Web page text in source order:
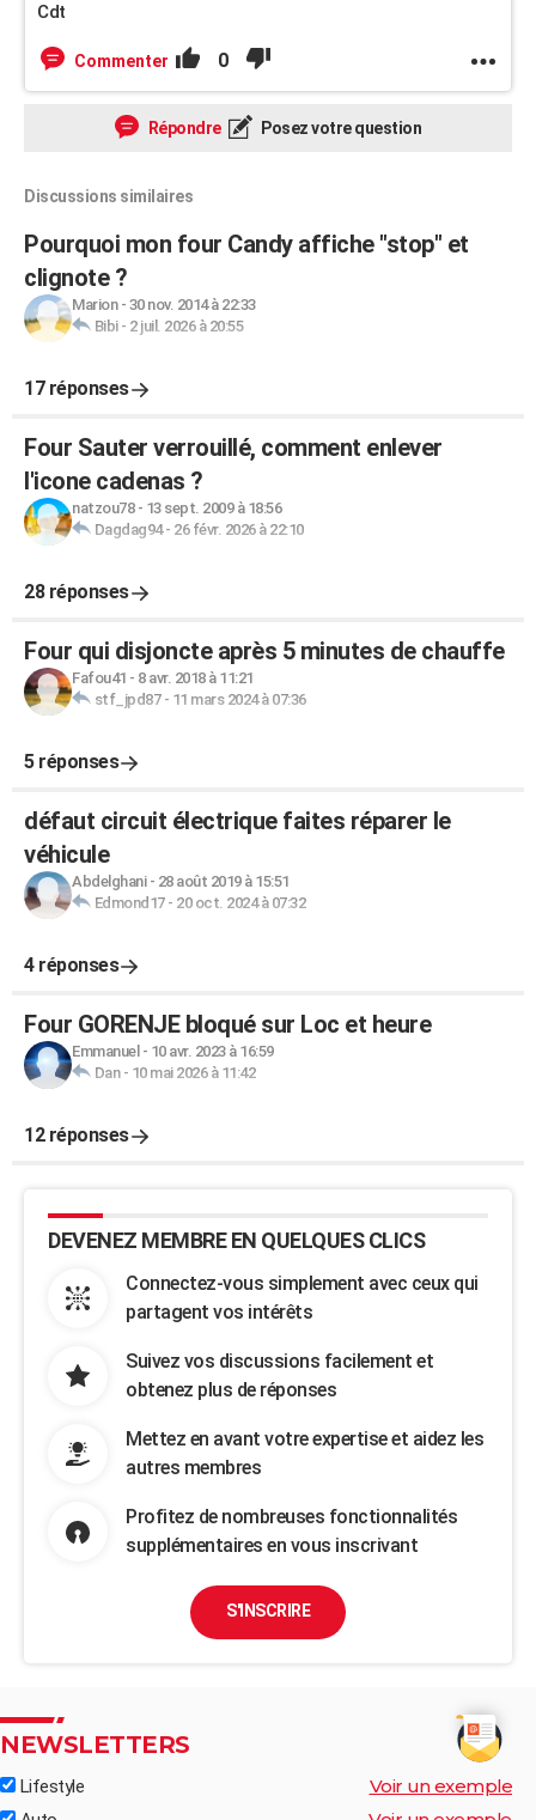
Cdt
Commenter 0
Répondre Posez votre question
Discussions similaires
Pourquoi mon four Candy affiche "stop" et
clignote ?
Marion- 30 nov. 2014 à 22:33
Bibi- 2 juil. 2026 à 20:55
17 réponses
Four Sauter verrouillé, comment enlever
l'icone cadenas ?
natzou78- 13 sept. 2009 à 18:56
Dagdag94- 26 févr. 2026 à 22:10
28 réponses
Four qui disjoncte après 5 minutes de chauffe
Fafou41 - 8 avr. 2018 à 11:21
stf_jpd87- 11 mars 2024 à 07:36
5 réponses
défaut circuit électrique faites réparer le
véhicule
Abdelghani- 28 août 2019 à 15:51
Edmond17- 20 oct. 2024 à 07:32
4 réponses
Four GORENJE bloqué sur Loc et heure
Emmanuel - 10 avr. 2023 à 16:59
Dan- 10 mai 2026 à 11:42
12 réponses
DEVENEZ MEMBRE EN QUELQUES CLICS
Connectez-vous simplement avec ceux qui
partagent vos intérêts
Suivez vos discussions facilement et
obtenez plus de réponses
Mettez en avant votre expertise et aidez les
autres membres
Profitez de nombreuses fonctionnalités
supplémentaires en vous inscrivant
S'INSCRIRE
NEWSLETTERS
Lifestyle Voir un exemple